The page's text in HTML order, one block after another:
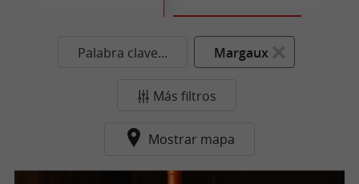
Palabra clave... Margaux
Más filtros
Mostrar mapa